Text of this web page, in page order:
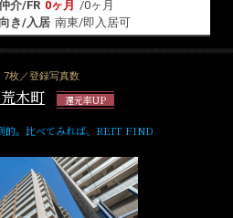
介/FR 0ヶ月 /0ヶ月
向き/入居 南東/即入居可
7枚／登録写真数
木町 還元率UP
的。比べてみれば、REIT FIND